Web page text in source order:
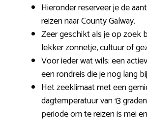
Hieronder reserveer je de
reizen naar County Galway.
Zeer geschikt als je op zoek
lekker zonnetje, cultuur of
Voor ieder wat wils: een
een rondreis die je nog lang
Het zeeklimaat met een
dagtemperatuur van 13
periode om te reizen is mei